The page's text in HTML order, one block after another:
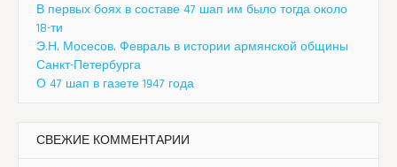
В первых боях в составе 47 шап им было тогда около
18-ти
Э.Н. Мосесов. Февраль в истории армянской общины
Санкт-Петербурга
О 47 шап в газете 1947 года
СВЕЖИЕ КОММЕНТАРИИ